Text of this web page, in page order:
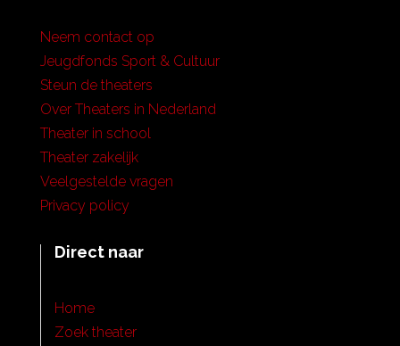
Neem contact op
Jeugdfonds Sport & Cultuur
Steun de theaters
Over Theaters in Nederland
Theater in school
Theater zakelijk
Veelgestelde vragen
Privacy policy
Direct naar
Home
Zoek theater